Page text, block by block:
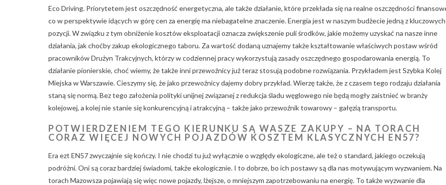
Eco Driving. Priorytetem jest oszczędność energetyczna, ale także działanie, które przekłada się na realne oszczędności
co w perspektywie idących w górę cen za energię ma niebagatelne znaczenie. Energia jest w naszym budżecie jedną z kluczowych
pozycji. W związku z tym obniżenie kosztów eksploatacji oznacza zwiększenie puli środków, jakie możemy uzyskać na nasze inne
działania, jak choćby zakup ekologicznego taboru. Za wartość dodaną uznajemy także kształtowanie właściwych postaw wśród
pracowników Drużyn Trakcyjnych, którzy w codziennej pracy wykorzystują zasady oszczędnego gospodarowania energią. To
działanie pionierskie, choć wiemy, że także inni przewoźnicy już teraz stosują podobne rozwiązania. Przykładem jest Szybka Kolej
Miejska w Warszawie. Cieszymy się, że jako przewoźnicy dajemy dobry przykład. Wierzę także, że z czasem tego rodzaju działania
staną się normą. Bez tego założenia polityki unijnej związanej z redukcja śladu węglowego nie będą mogły zaistnieć w branży
kolejowej, a kolej nie stanie się konkurencyjną i atrakcyjną – także jako przewoźnik towarowy – gałęzią transportu.
POTWIERDZENIEM TEGO KIERUNKU SĄ WASZE ZAKUPY – NA TORACH
CORAZ WIĘCEJ NOWYCH POJAZDÓW KOSZTEM KLASYCZNYCH EN57?
Era ezt EN57 zwyczajnie się kończy. I nie chodzi tu już wyłącznie o względy ekologiczne, ale też o standard, jakiego oczekują
podróżni. Oni są coraz bardziej świadomi, także ekologicznie. I to dobrze, bo ich postawy są dla nas motywującym wyzwaniem. Na
torach Mazowsza pojawiają się więc nowe pojazdy, lżejsze, o mniejszym zapotrzebowaniu na energię. To także wyzwanie dla